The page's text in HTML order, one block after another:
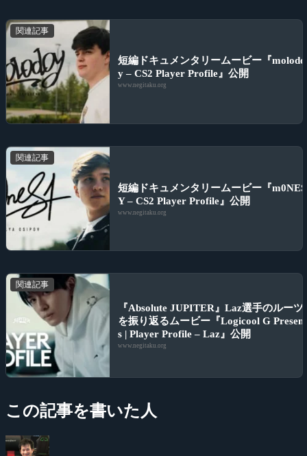
関連記事
短編ドキュメンタリームービー『molodo
y – CS2 Player Profile』公開
www.negitaku.org
関連記事
短編ドキュメンタリームービー『m0NES
Y – CS2 Player Profile』公開
www.negitaku.org
関連記事
『Absolute JUPITER』Laz選手のルーツ
を振り返るムービー『Logicool G Present
s | Player Profile – Laz』公開
www.negitaku.org
この記事を書いた人